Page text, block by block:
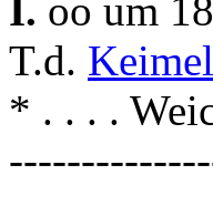
I. oo um
T.d.
* . . . .